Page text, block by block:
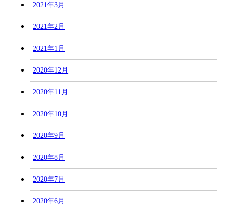
2021年3月
2021年2月
2021年1月
2020年12月
2020年11月
2020年10月
2020年9月
2020年8月
2020年7月
2020年6月